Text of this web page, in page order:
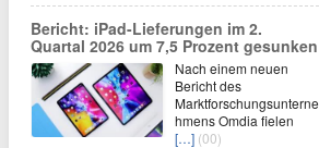
Bericht: iPad-Lieferungen im 2.
Quartal 2026 um 7,5 Prozent gesunken
Nach einem neuen
Bericht des
Marktforschungsunterne
hmens Omdia fielen
[…] (00)